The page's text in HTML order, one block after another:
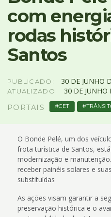
Acessibilidade
com
rodas
Santos
PUBLICADO: 30 DE JUNHO
ATUALIZADO: 30 DE JUNHO
PORTAIS CET
O Bonde Pelé, um dos
frota turística de Santos,
modernização e
receber painéis solares e
substituídas
As ações visam garantir a
preservação histórica e o